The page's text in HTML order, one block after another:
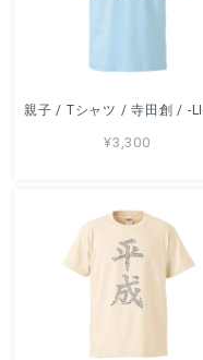
¥3,300